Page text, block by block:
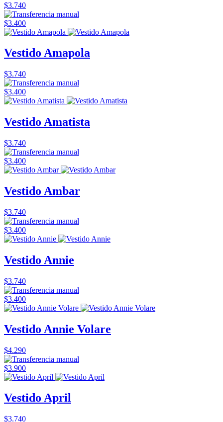
$3.740
$3.400
Vestido Amapola
$3.740
$3.400
Vestido Amatista
$3.740
$3.400
Vestido Ambar
$3.740
$3.400
Vestido Annie
$3.740
$3.400
Vestido Annie Volare
$4.290
$3.900
Vestido April
$3.740